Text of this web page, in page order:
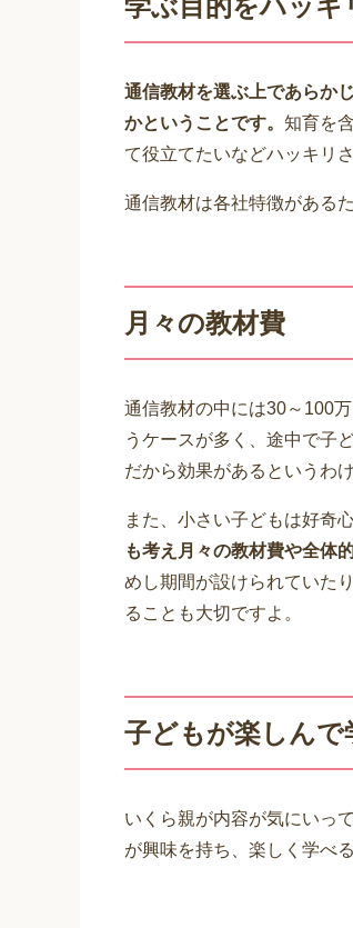
学ぶ目的をハッキ
通信教材を選ぶ上であらか
かということです。 知育を
て役立てたいなどハッキリさ
通信教材は各社特徴がある
月々の教材費
通信教材の中には30～100
うケースが多く、途中で子
だから効果があるというわ
また、小さい子どもは好奇
も考え月々の教材費や全体
めし期間が設けられていた
ることも大切ですよ。
子どもが楽しんで
いくら親が内容が気にいっ
が興味を持ち、楽しく学べ